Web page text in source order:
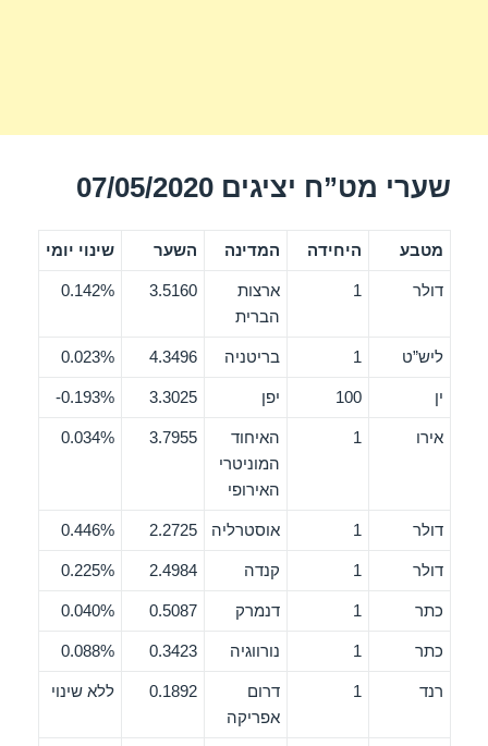
שערי מט”ח יציגים 07/05/2020
מטבע היחידה המדינה השער שינוי יומי
דולר 1
ארצות
הברית
3.5160
0.142%
ליש”ט 1 בריטניה 4.3496
0.023%
ין 100 יפן 3.3025
0.193%-
אירו 1
האיחוד
המוניטרי
האירופי
3.7955
0.034%
דולר 1 אוסטרליה 2.2725
0.446%
דולר 1 קנדה 2.4984
0.225%
כתר 1 דנמרק 0.5087
0.040%
כתר 1 נורווגיה 0.3423
0.088%
רנד 1
דרום
אפריקה
0.1892 ללא שינוי